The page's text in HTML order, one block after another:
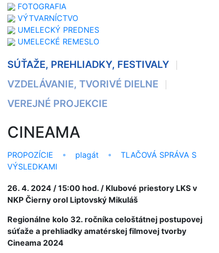
FOTOGRAFIA
VÝTVARNÍCTVO
UMELECKÝ PREDNES
UMELECKÉ REMESLO
SÚŤAŽE, PREHLIADKY, FESTIVALY
VZDELÁVANIE, TVORIVÉ DIELNE
VEREJNÉ PROJEKCIE
CINEAMA
PROPOZÍCIE plagát
TLAČOVÁ SPRÁVA S
VÝSLEDKAMI
26. 4. 2024 / 15:00 hod. / Klubové priestory LKS v
NKP Čierny orol Liptovský Mikuláš
Regionálne kolo 32. ročníka celoštátnej postupovej
súťaže a prehliadky amatérskej filmovej tvorby
Cineama 2024